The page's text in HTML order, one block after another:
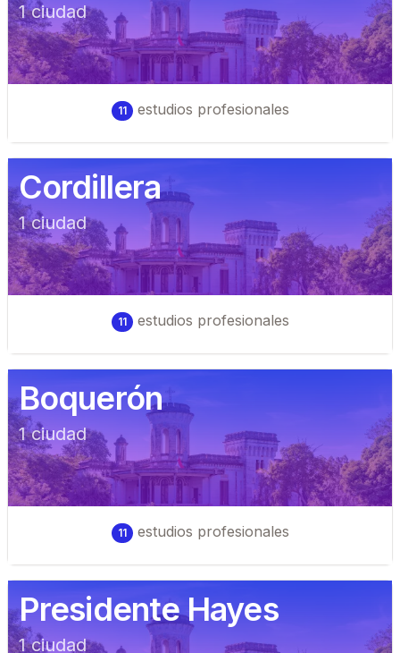
1ciudad
11 estudios profesionales
Cordillera
1ciudad
11 estudios profesionales
Boquerón
1ciudad
11 estudios profesionales
Presidente Hayes
1ciudad